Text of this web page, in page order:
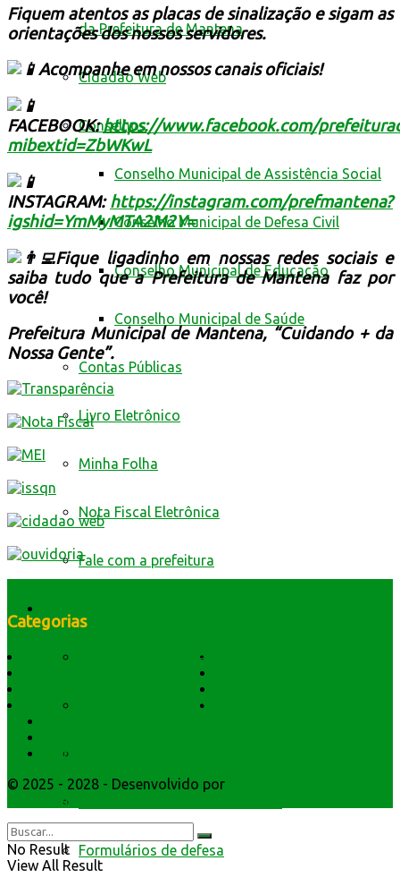
da Prefeitura de Mantena
Cidadão Web
Conselhos
Conselho Municipal de Assistência Social
Conselho Municipal de Defesa Civil
Conselho Municipal de Educação
Conselho Municipal de Saúde
Contas Públicas
Livro Eletrônico
Minha Folha
Nota Fiscal Eletrônica
Fale com a prefeitura
Edital de Notificação
Identificacao do Condutor
Formulários de defesa
Fiquem atentos as placas de sinalização e sigam as
orientações dos nossos servidores.
Acompanhe em nossos canais oficiais!
FACEBOOK:https://www.facebook.com/
mibextid=ZbWKwL
INSTAGRAM:https://instagram.com/prefmantena?
igshid=YmMyMTA2M2Y=
Fique ligadinho em nossas redes sociais e
saiba tudo que a Prefeitura de Mantena faz por
você!
Prefeitura Municipal de Mantena, “Cuidando + da
Nossa Gente”.
Categorias
História do Município
Símbolos e Hino
Webmail
© 2025 - 2028 - Desenvolvido por
Interativas
No Result
View All Result